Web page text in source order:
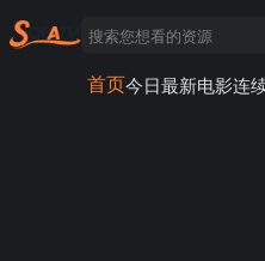
首页今日最新电影连